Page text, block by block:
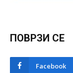
ПОВРЗИ СЕ
Facebook